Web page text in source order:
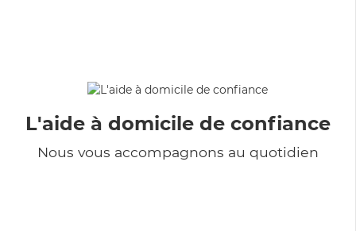
L'aide à domicile de confiance
Nous vous accompagnons au quotidien